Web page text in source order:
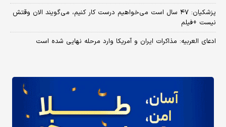
پزشکیان: ۴۷ سال است می‌خواهیم درست کار کنیم، می‌گویند الان وقتش
نیست +فیلم
ادعای العربیه: مذاکرات ایران و آمریکا وارد مرحله نهایی شده است